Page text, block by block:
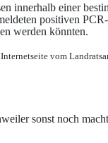
innerhalb einer
positiven
werden könnten.
vom
sonst noch